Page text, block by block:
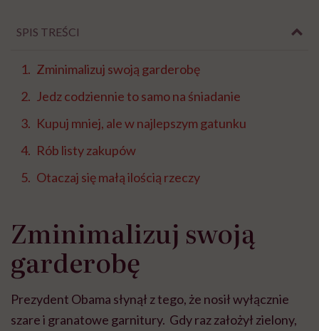
może chyba tylko
głupota i brak
SPIS TREŚCI
Zminimalizuj swoją garderobę
Jedz codziennie to samo na śniadanie
Kupuj mniej, ale w najlepszym gatunku
Rób listy zakupów
Otaczaj się małą ilością rzeczy
Zminimalizuj swoją
garderobę
Prezydent Obama słynął z tego, że nosił wyłącznie
szare i granatowe garnitury. Gdy raz założył zielony,